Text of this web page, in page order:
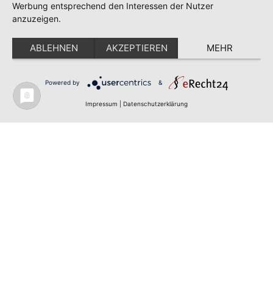
Corunnastr. 14b
© 2026 | TÖLLE STUDIOS GMBH
Werbung entsprechend den Interessen der Nutzer
anzuzeigen.
ABLEHNEN AKZEPTIEREN MEHR
Powered by &
Impressum Datenschutzerklärung